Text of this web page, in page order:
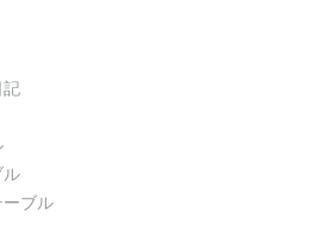
記
ル
ーブル